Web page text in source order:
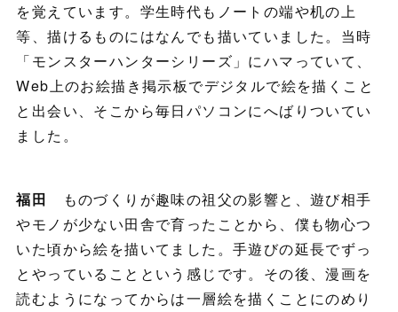
を覚えています。学生時代もノートの端や机の上
等、描けるものにはなんでも描いていました。当時
「モンスターハンターシリーズ」にハマっていて、
Web上のお絵描き掲示板でデジタルで絵を描くこと
と出会い、そこから毎日パソコンにへばりついてい
ました。
福田 ものづくりが趣味の祖父の影響と、遊び相手
やモノが少ない田舎で育ったことから、僕も物心つ
いた頃から絵を描いてました。手遊びの延長でずっ
とやっていることという感じです。その後、漫画を
読むようになってからは一層絵を描くことにのめり